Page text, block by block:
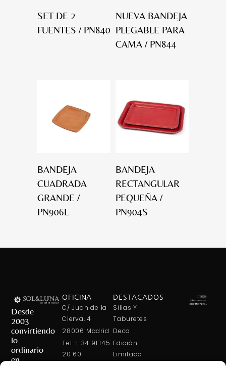
SET DE 2
FUENTES / PN840
NUEVA BANDEJA
PLEGABLE PARA
CAMA / PN844
BANDEJA
CUADRADA
GRANDE /
PN906L
BANDEJA
RECTANGULAR
PEQUEÑA /
PN904S
Desde
2003
convirtiendo
lo
ordinario
en
OFICINA
C/ Juan de la
Cierva, 4
28006 Madrid
Tel: + 34 91 145
20 60
DESTACADOS
Sillas Y
Taburetes
Deco
Edición
Limitada